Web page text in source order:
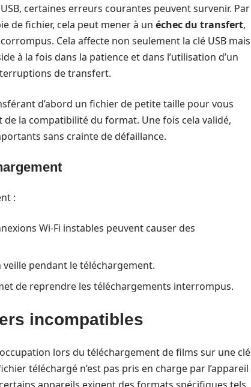
certaines erreurs courantes peuvent survenir. Par
de fichier, cela peut mener à un échec du transfert,
Cela affecte non seulement la clé USB mais
à la fois dans la patience et dans l’utilisation d’un
de transfert.
d’abord un fichier de petite taille pour vous
la compatibilité du format. Une fois cela validé,
sans crainte de défaillance.
:
Wi-Fi instables peuvent causer des
pendant le téléchargement.
de reprendre les téléchargements interrompus.
incompatibles
lors du téléchargement de films sur une clé
téléchargé n’est pas pris en charge par l’appareil